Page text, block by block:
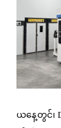
ယနေ့တွင်၊